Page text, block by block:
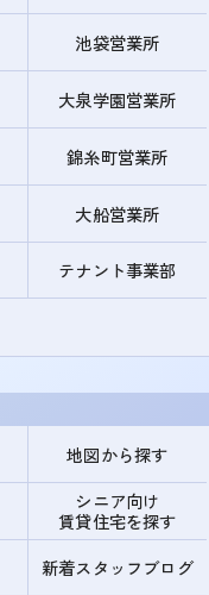
池袋営業所
大泉学園営業所
錦糸町営業所
大船営業所
テナント事業部
地図から探す
シニア向け
賃貸住宅を探す
新着スタッフブログ